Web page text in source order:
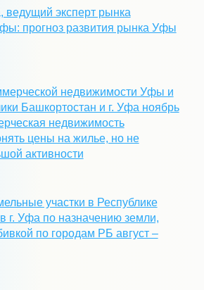
ведущий эксперт рынка
прогноз развития рынка Уфы
недвижимости Уфы и
Башкортостан и г. Уфа ноябрь
недвижимость
цены на жилье, но не
активности
участки в Республике
г. Уфа по назначению земли,
по городам РБ август –